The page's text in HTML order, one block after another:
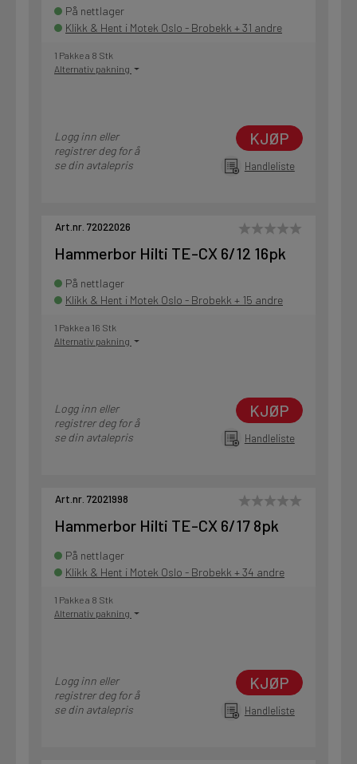
På nettlager
Klikk & Hent i Motek Oslo - Brobekk + 31 andre
1 Pakke a 8 Stk
Alternativ pakning
Logg inn eller
registrer deg for å
se din avtalepris
KJØP
Handleliste
Art.nr. 72022026
Hammerbor Hilti TE-CX 6/12 16pk
På nettlager
Klikk & Hent i Motek Oslo - Brobekk + 15 andre
1 Pakke a 16 Stk
Alternativ pakning
Logg inn eller
registrer deg for å
se din avtalepris
KJØP
Handleliste
Art.nr. 72021998
Hammerbor Hilti TE-CX 6/17 8pk
På nettlager
Klikk & Hent i Motek Oslo - Brobekk + 34 andre
1 Pakke a 8 Stk
Alternativ pakning
Logg inn eller
registrer deg for å
se din avtalepris
KJØP
Handleliste